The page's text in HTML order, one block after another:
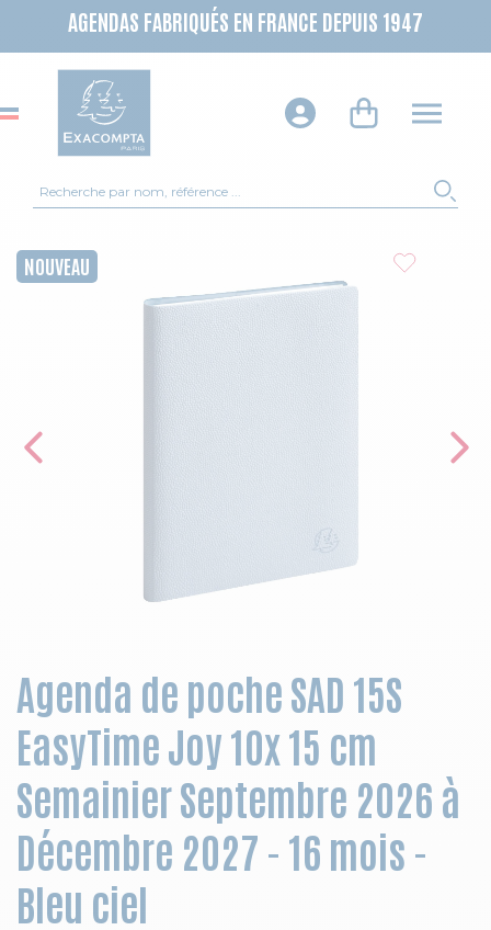
AGENDAS FABRIQUÉS EN FRANCE DEPUIS 1947
Skip to the end of the images gallery
NOUVEAU
Agenda de poche SAD 15S
EasyTime Joy 10x 15 cm
Semainier Septembre 2026 à
Décembre 2027 - 16 mois -
Bleu ciel